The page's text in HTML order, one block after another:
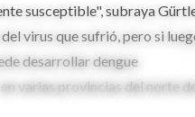
susceptible", subraya
virus que sufrió, pero si
desarrollar dengue
varias provincias del norte